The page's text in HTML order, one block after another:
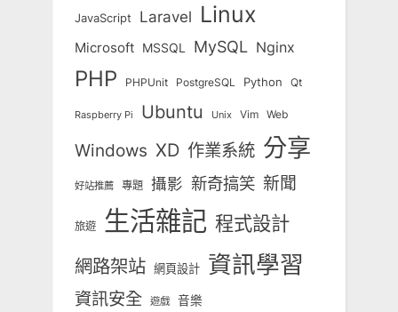
JavaScript Laravel Linux
Microsoft MSSQL MySQL Nginx
PHP PHPUnit PostgreSQL Python Qt
Raspberry Pi Ubuntu Unix Vim Web
Windows XD 作業系統 分享
好站推薦 專題 攝影 新奇搞笑 新聞
旅遊 生活雜記 程式設計
網路架站 網頁設計 資訊學習
資訊安全 遊戲 音樂